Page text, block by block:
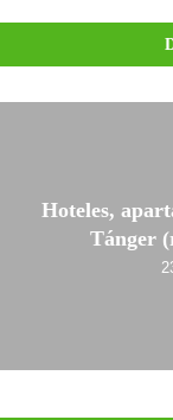
Hoteles,
Tánger